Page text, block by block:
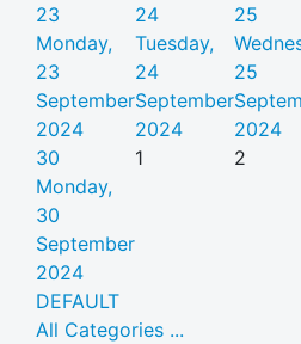
23
Monday,
23
September
2024
24
Tuesday,
24
September
2024
25
25
2024
30
Monday,
30
September
2024
1 2
DEFAULT
All Categories ...